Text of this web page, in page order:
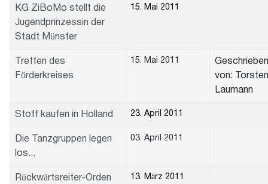
KG ZiBoMo stellt die
Jugendprinzessin der
Stadt Münster
15. Mai 2011
Treffen des
Förderkreises
15. Mai 2011
Geschrieben
von: Torsten
Laumann
Stoff kaufen in Holland 23. April 2011
Die Tanzgruppen legen
los...
03. April 2011
Rückwärtsreiter-Orden 13. März 2011